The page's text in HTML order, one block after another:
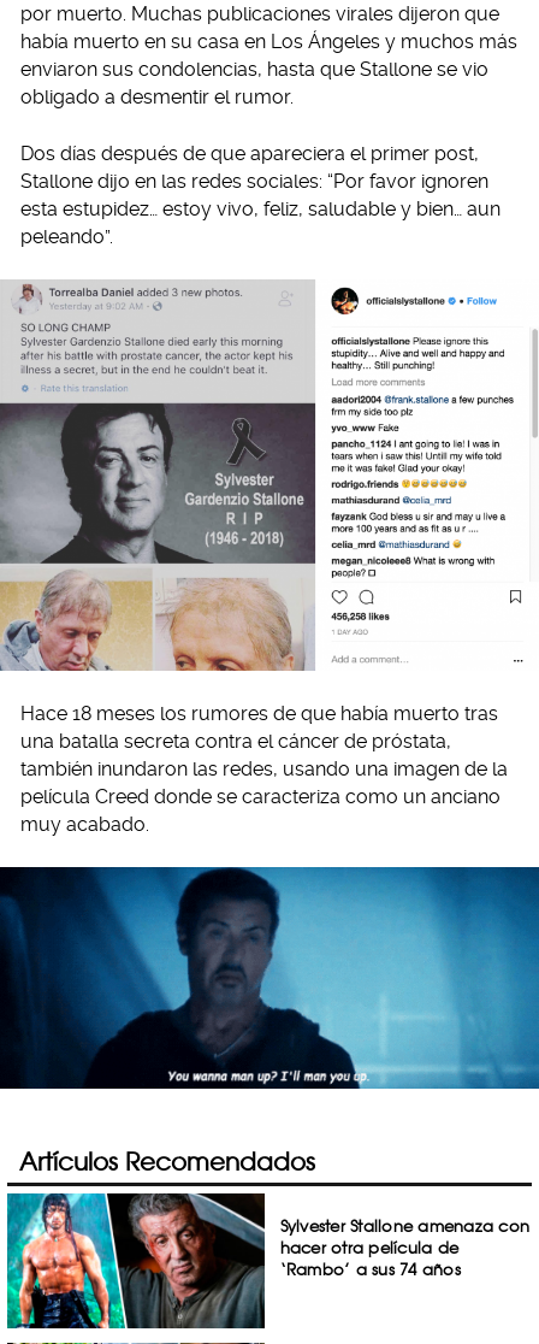
por muerto. Muchas publicaciones virales dijeron que
había muerto en su casa en Los Ángeles y muchos más
enviaron sus condolencias, hasta que Stallone se vio
obligado a desmentir el rumor.
Dos días después de que apareciera el primer post,
Stallone dijo en las redes sociales: “Por favor ignoren
esta estupidez… estoy vivo, feliz, saludable y bien… aun
peleando”.
Hace 18 meses los rumores de que había muerto tras
una batalla secreta contra el cáncer de próstata,
también inundaron las redes, usando una imagen de la
película Creed donde se caracteriza como un anciano
muy acabado.
Artículos Recomendados
Sylvester Stallone amenaza con
hacer otra película de
‘Rambo’ a sus 74 años